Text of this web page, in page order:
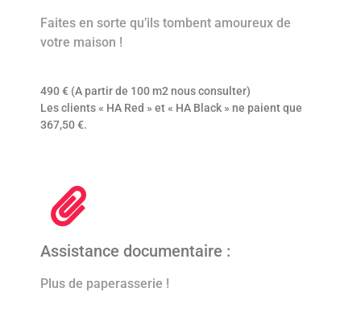
Faites en sorte qu’ils tombent amoureux de
votre maison !
490 € (A partir de 100 m2 nous consulter)
Les clients « HA Red » et « HA Black » ne paient que
367,50 €.
Assistance documentaire :
Plus de paperasserie !